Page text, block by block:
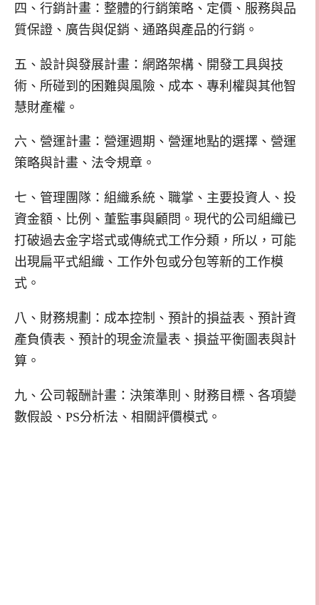
四、行銷計畫：整體的行銷策略、定價、服務與品
質保證、廣告與促銷、通路與產品的行銷。
五、設計與發展計畫：網路架構、開發工具與技
術、所碰到的困難與風險、成本、專利權與其他智
慧財產權。
六、營運計畫：營運週期、營運地點的選擇、營運
策略與計畫、法令規章。
七、管理團隊：組織系統、職掌、主要投資人、投
資金額、比例、董監事與顧問。現代的公司組織已
打破過去金字塔式或傳統式工作分類，所以，可能
出現扁平式組織、工作外包或分包等新的工作模
式。
八、財務規劃：成本控制、預計的損益表、預計資
產負債表、預計的現金流量表、損益平衡圖表與計
算。
九、公司報酬計畫：決策準則、財務目標、各項變
數假設、PS分析法、相關評價模式。